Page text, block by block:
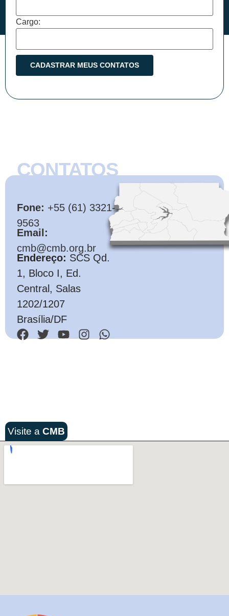
Cargo:
CONTATOS
Fone: +55 (61) 3321-
9563
Email:
cmb@cmb.org.br
Endereço: SCS Qd.
1, Bloco I, Ed.
Central, Salas
1202/1207
Brasília/DF
Visite a CMB